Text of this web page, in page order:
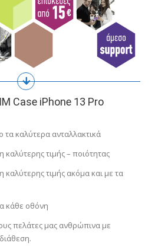
Case iPhone 13 Pro
καλύτερα ανταλλακτικά
τιμής – ποιότητας
τιμής ακόμα και με τα
κάθε οθόνη
πελάτες μας ανθρώπινα με